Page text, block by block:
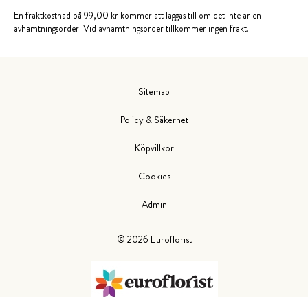
En fraktkostnad på 99,00 kr kommer att läggas till om det inte är en
avhämtningsorder. Vid avhämtningsorder tillkommer ingen frakt.
© 2026 Euroflorist
Sitemap
Policy & Säkerhet
Köpvillkor
Cookies
Admin